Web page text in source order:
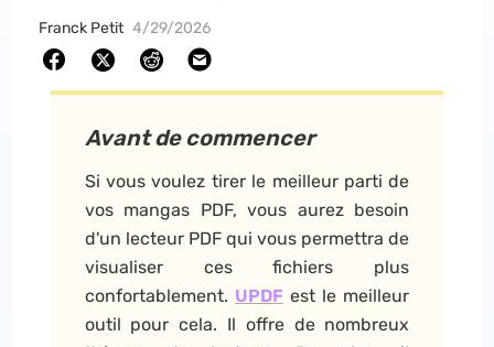
Franck Petit 4/29/2026
Avant de commencer
Si vous voulez tirer le meilleur parti de
vos mangas PDF, vous aurez besoin
d'un lecteur PDF qui vous permettra de
visualiser ces fichiers plus
confortablement. UPDF est le meilleur
outil pour cela. Il offre de nombreux